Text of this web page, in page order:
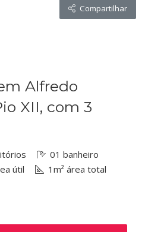
Compartilhar
Alfredo
XII, com 3
01 banheiro
útil
1m² área total